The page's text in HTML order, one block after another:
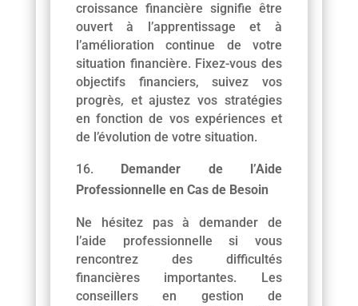
croissance financière signifie être
ouvert à l’apprentissage et à
l’amélioration continue de votre
situation financière. Fixez-vous des
objectifs financiers, suivez vos
progrès, et ajustez vos stratégies
en fonction de vos expériences et
de l’évolution de votre situation.
Demander de l’Aide
Professionnelle en Cas de Besoin
Ne hésitez pas à demander de
l’aide professionnelle si vous
rencontrez des difficultés
financières importantes. Les
conseillers en gestion de